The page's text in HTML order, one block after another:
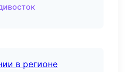
в регионе